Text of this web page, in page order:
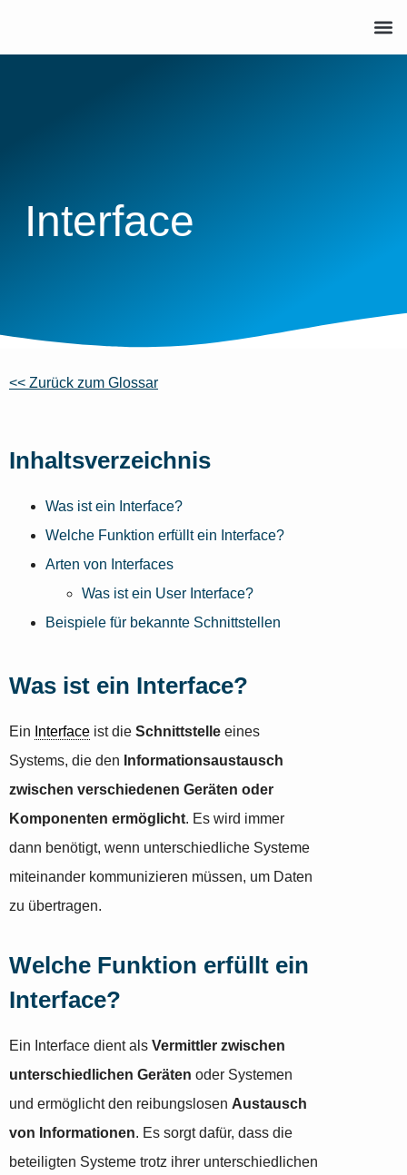
Interface
<< Zurück zum Glossar
Inhaltsverzeichnis
Was ist ein Interface?
Welche Funktion erfüllt ein Interface?
Arten von Interfaces
Was ist ein User Interface?
Beispiele für bekannte Schnittstellen
Was ist ein Interface?
Ein Interface ist die Schnittstelle eines
Systems, die den Informationsaustausch
zwischen verschiedenen Geräten oder
Komponenten ermöglicht. Es wird immer
dann benötigt, wenn unterschiedliche Systeme
miteinander kommunizieren müssen, um Daten
zu übertragen.
Welche Funktion erfüllt ein
Interface?
Ein Interface dient als Vermittler zwischen
unterschiedlichen Geräten oder Systemen
und ermöglicht den reibungslosen Austausch
von Informationen. Es sorgt dafür, dass die
beteiligten Systeme trotz ihrer unterschiedlichen